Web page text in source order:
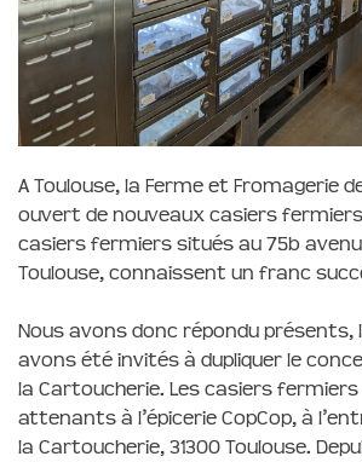
A Toulouse, la Ferme et Fromagerie
ouvert de nouveaux casiers fermiers.
casiers fermiers situés au 75b
Toulouse, connaissent un franc
Nous avons donc répondu présents,
avons été invités à dupliquer le
la Cartoucherie. Les casiers fermiers
attenants à l’épicerie CopCop, à
la Cartoucherie, 31300 Toulouse.